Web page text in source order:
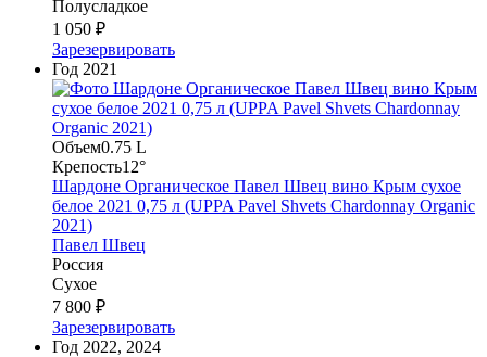
Полусладкое
1 050 ₽
Зарезервировать
Год 2021
Объем0.75 L
Крепость12°
Шардоне Органическое Павел Швец вино Крым сухое
белое 2021 0,75 л (UPPA Pavel Shvets Chardonnay Organic
2021)
Павел Швец
Россия
Сухое
7 800 ₽
Зарезервировать
Год 2022, 2024